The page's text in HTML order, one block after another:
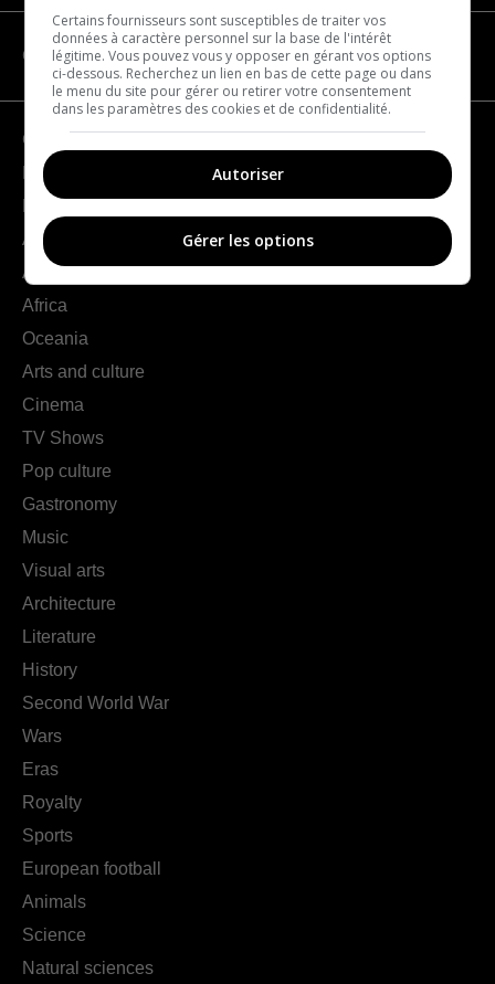
CATEGORIES
Geography
France
Americas
Asia
Africa
Oceania
Arts and culture
Cinema
TV Shows
Pop culture
Gastronomy
Music
Visual arts
Architecture
Literature
History
Second World War
Wars
Eras
Royalty
Sports
European football
Animals
Science
Natural sciences
Certains fournisseurs sont susceptibles de traiter vos
données à caractère personnel sur la base de l'intérêt
légitime. Vous pouvez vous y opposer en gérant vos options
ci-dessous. Recherchez un lien en bas de cette page ou dans
le menu du site pour gérer ou retirer votre consentement
dans les paramètres des cookies et de confidentialité.
Autoriser
Gérer les options